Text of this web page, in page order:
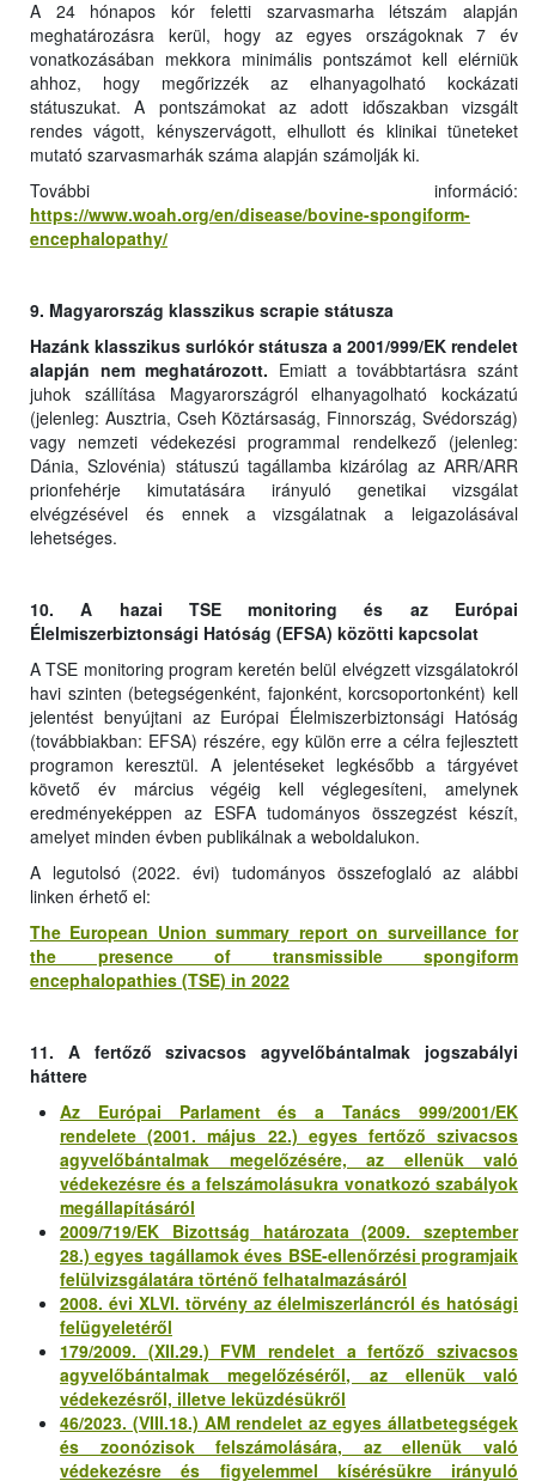
A 24 hónapos kór feletti szarvasmarha létszám alapján
meghatározásra kerül, hogy az egyes országoknak 7 év
vonatkozásában mekkora minimális pontszámot kell elérniük
ahhoz, hogy megőrizzék az elhanyagolható kockázati
státuszukat. A pontszámokat az adott időszakban vizsgált
rendes vágott, kényszervágott, elhullott és klinikai tüneteket
mutató szarvasmarhák száma alapján számolják ki.
További információ:
https://www.woah.org/en/disease/bovine-spongiform-
encephalopathy/
9. Magyarország klasszikus scrapie státusza
Hazánk klasszikus surlókór státusza a 2001/999/EK rendelet
alapján nem meghatározott. Emiatt a továbbtartásra szánt
juhok szállítása Magyarországról elhanyagolható kockázatú
(jelenleg: Ausztria, Cseh Köztársaság, Finnország, Svédország)
vagy nemzeti védekezési programmal rendelkező (jelenleg:
Dánia, Szlovénia) státuszú tagállamba kizárólag az ARR/ARR
prionfehérje kimutatására irányuló genetikai vizsgálat
elvégzésével és ennek a vizsgálatnak a leigazolásával
lehetséges.
10. A hazai TSE monitoring és az Európai
Élelmiszerbiztonsági Hatóság (EFSA) közötti kapcsolat
A TSE monitoring program keretén belül elvégzett vizsgálatokról
havi szinten (betegségenként, fajonként, korcsoportonként) kell
jelentést benyújtani az Európai Élelmiszerbiztonsági Hatóság
(továbbiakban: EFSA) részére, egy külön erre a célra fejlesztett
programon keresztül. A jelentéseket legkésőbb a tárgyévet
követő év március végéig kell véglegesíteni, amelynek
eredményeképpen az ESFA tudományos összegzést készít,
amelyet minden évben publikálnak a weboldalukon.
A legutolsó (2022. évi) tudományos összefoglaló az alábbi
linken érhető el:
The European Union summary report on surveillance for
the presence of transmissible spongiform
encephalopathies (TSE) in 2022
11. A fertőző szivacsos agyvelőbántalmak jogszabályi
háttere
Az Európai Parlament és a Tanács 999/2001/EK
rendelete (2001. május 22.) egyes fertőző szivacsos
agyvelőbántalmak megelőzésére, az ellenük való
védekezésre és a felszámolásukra vonatkozó szabályok
megállapításáról
2009/719/EK Bizottság határozata (2009. szeptember
28.) egyes tagállamok éves BSE-ellenőrzési programjaik
felülvizsgálatára történő felhatalmazásáról
2008. évi XLVI. törvény az élelmiszerláncról és hatósági
felügyeletéről
179/2009. (XII.29.) FVM rendelet a fertőző szivacsos
agyvelőbántalmak megelőzéséről, az ellenük való
védekezésről, illetve leküzdésükről
46/2023. (VIII.18.) AM rendelet az egyes állatbetegségek
és zoonózisok felszámolására, az ellenük való
védekezésre és figyelemmel kísérésükre irányuló